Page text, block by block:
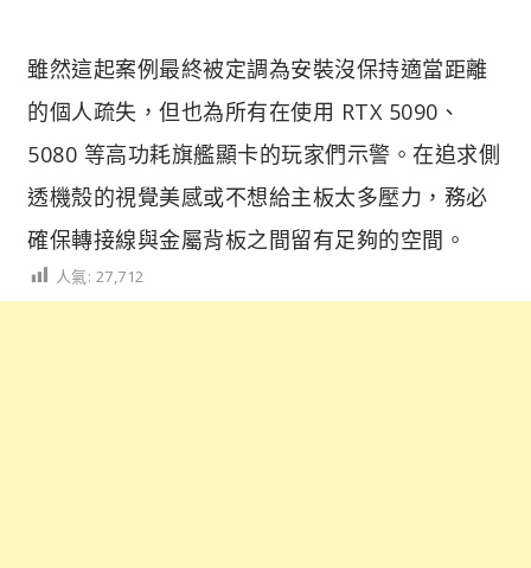
雖然這起案例最終被定調為安裝沒保持適當距離
的個人疏失，但也為所有在使用 RTX 5090、
5080 等高功耗旗艦顯卡的玩家們示警。在追求側
透機殼的視覺美感或不想給主板太多壓力，務必
確保轉接線與金屬背板之間留有足夠的空間。
人氣: 27,712